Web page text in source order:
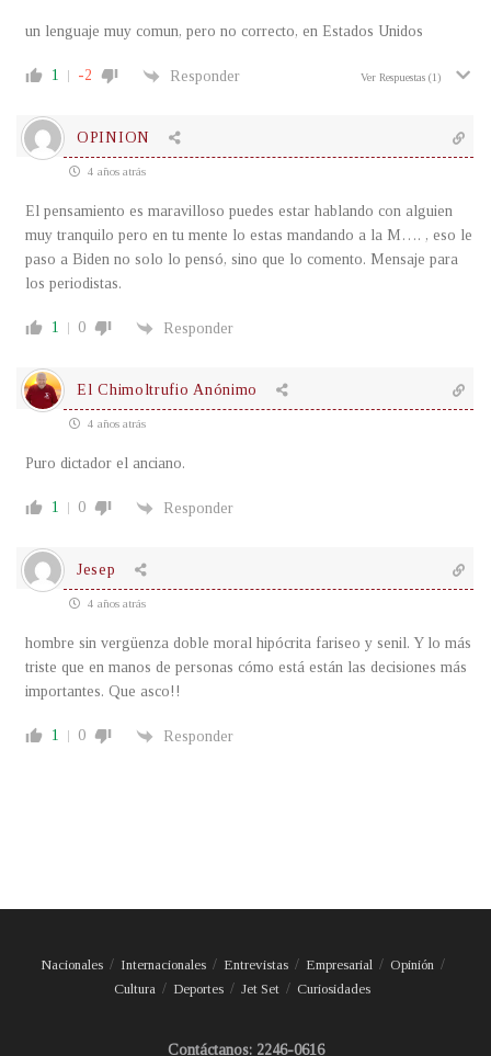
un lenguaje muy comun, pero no correcto, en Estados Unidos
1 -2 Responder Ver Respuestas (1)
OPINION
4 años atrás
El pensamiento es maravilloso puedes estar hablando con alguien
muy tranquilo pero en tu mente lo estas mandando a la M…. , eso le
paso a Biden no solo lo pensó, sino que lo comento. Mensaje para
los periodistas.
1 0 Responder
El Chimoltrufio Anónimo
4 años atrás
Puro dictador el anciano.
1 0 Responder
Jesep
4 años atrás
hombre sin vergüenza doble moral hipócrita fariseo y senil. Y lo más
triste que en manos de personas cómo está están las decisiones más
importantes. Que asco!!
1 0 Responder
Nacionales Internacionales Entrevistas Empresarial
Opinión
Cultura
Deportes Jet Set Curiosidades
Contáctanos: 2246-0616